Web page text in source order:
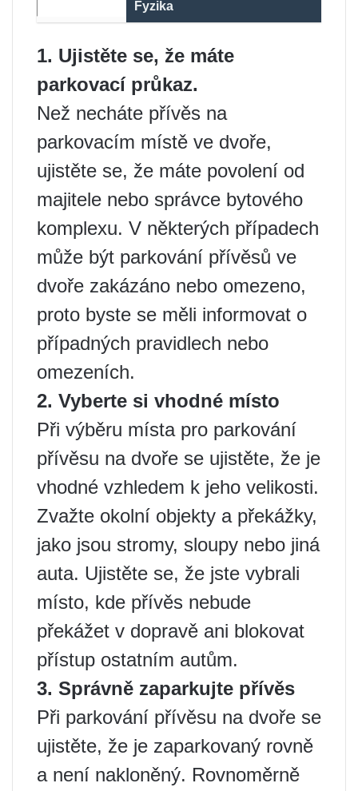
Fyzika
1. Ujistěte se, že máte
parkovací průkaz.
Než necháte přívěs na
parkovacím místě ve dvoře,
ujistěte se, že máte povolení od
majitele nebo správce bytového
komplexu. V některých případech
může být parkování přívěsů ve
dvoře zakázáno nebo omezeno,
proto byste se měli informovat o
případných pravidlech nebo
omezeních.
2. Vyberte si vhodné místo
Při výběru místa pro parkování
přívěsu na dvoře se ujistěte, že je
vhodné vzhledem k jeho velikosti.
Zvažte okolní objekty a překážky,
jako jsou stromy, sloupy nebo jiná
auta. Ujistěte se, že jste vybrali
místo, kde přívěs nebude
překážet v dopravě ani blokovat
přístup ostatním autům.
3. Správně zaparkujte přívěs
Při parkování přívěsu na dvoře se
ujistěte, že je zaparkovaný rovně
a není nakloněný. Rovnoměrně